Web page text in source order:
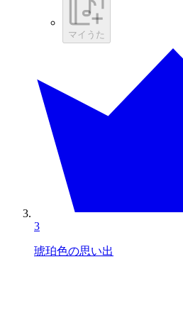
マイうた
3
琥珀色の思い出